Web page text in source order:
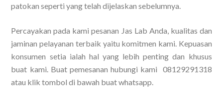
patokan seperti yang telah dijelaskan sebelumnya.
Percayakan pada kami pesanan Jas Lab Anda, kualitas dan
jaminan pelayanan terbaik yaitu komitmen kami. Kepuasan
konsumen setia ialah hal yang lebih penting dan khusus
buat kami. Buat pemesanan hubungi kami 08129291318
atau klik tombol di bawah buat whatsapp.